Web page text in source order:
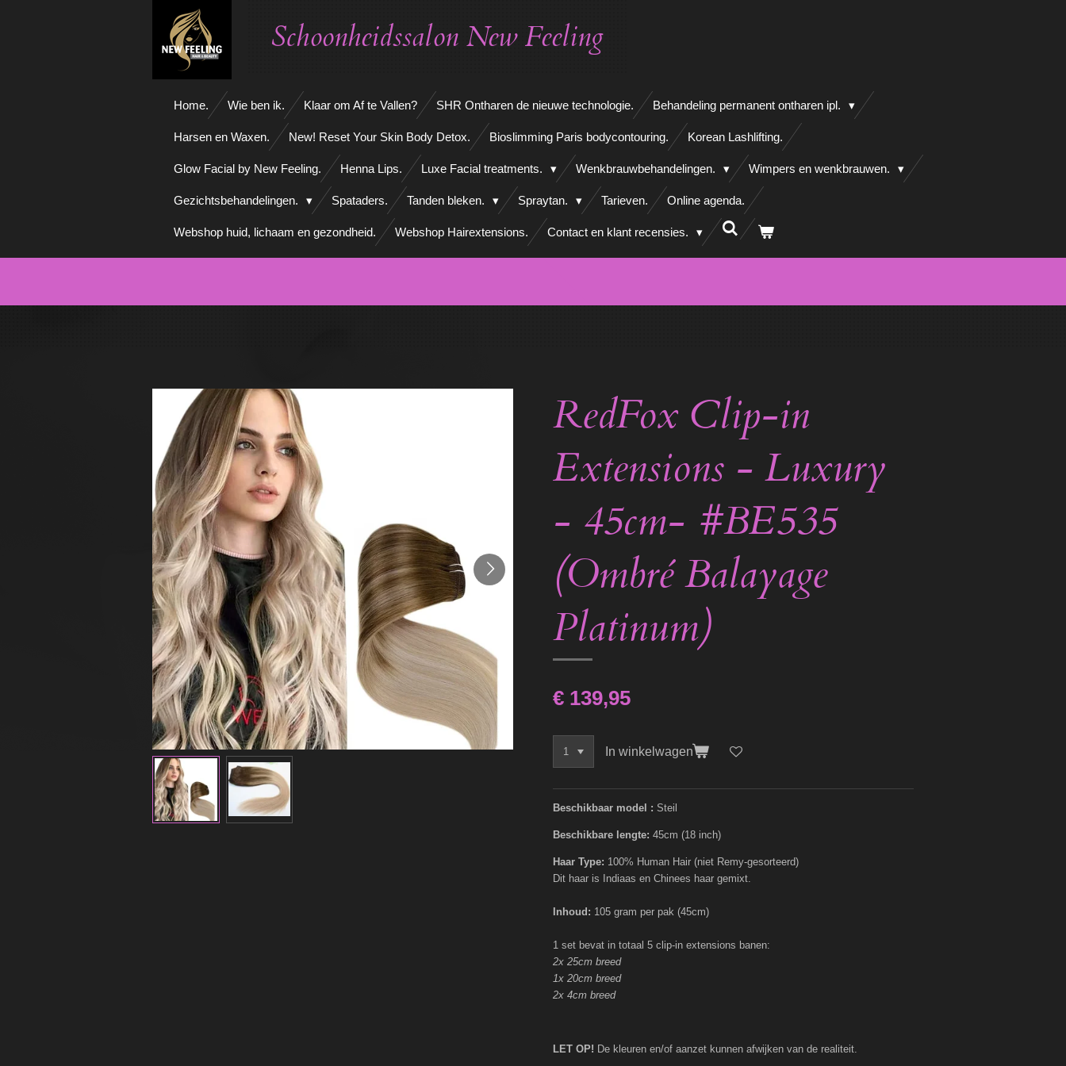
Schoonheidssalon New Feeling
Home. Wie ben ik. Klaar om Af te Vallen? SHR Ontharen de nieuwe technologie. Behandeling permanent ontharen ipl.
Harsen en Waxen. New! Reset Your Skin Body Detox. Bioslimming Paris bodycontouring. Korean Lashlifting.
Glow Facial by New Feeling. Henna Lips. Luxe Facial treatments. Wenkbrauwbehandelingen. Wimpers en wenkbrauwen.
Gezichtsbehandelingen. Spataders. Tanden bleken. Spraytan. Tarieven. Online agenda.
Webshop huid, lichaam en gezondheid. Webshop Hairextensions. Contact en klant recensies.
RedFox Clip-in
Extensions - Luxury
- 45cm- #BE535
(Ombré Balayage
Platinum)
€ 139,95
In winkelwagen
Beschikbaar model : Steil
Beschikbare lengte: 45cm (18 inch)
Haar Type: 100% Human Hair (niet Remy-gesorteerd)
Dit haar is Indiaas en Chinees haar gemixt.
Inhoud: 105 gram per pak (45cm)
1 set bevat in totaal 5 clip-in extensions banen:
2x 25cm breed
1x 20cm breed
2x 4cm breed
LET OP! De kleuren en/of aanzet kunnen afwijken van de realiteit.